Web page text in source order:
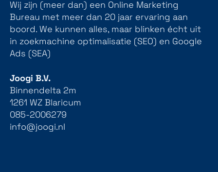
Wij zijn (meer dan) een Online Marketing
Bureau met meer dan 20 jaar ervaring aan
boord. We kunnen alles, maar blinken écht uit
in zoekmachine optimalisatie (SEO) en Google
Ads (SEA)
Joogi B.V.
Binnendelta 2m
1261 WZ Blaricum
085-2006279
info@joogi.nl